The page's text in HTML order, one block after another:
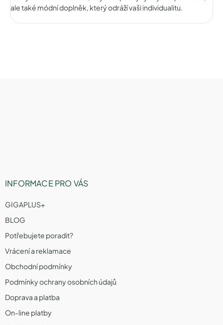
ale také módní doplněk, který odráží vaši individualitu.
INFORMACE PRO VÁS
GIGAPLUS+
BLOG
Potřebujete poradit?
Vrácení a reklamace
Obchodní podmínky
Podmínky ochrany osobních údajů
Doprava a platba
On-line platby